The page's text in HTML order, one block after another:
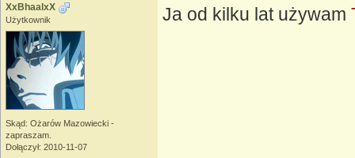
XxBhaalxX
Użytkownik
Skąd: Ożarów Mazowiecki -
zapraszam.
Dołączył: 2010-11-07
Ja od kilku lat używam